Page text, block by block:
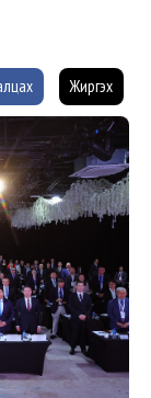
Жиргэх